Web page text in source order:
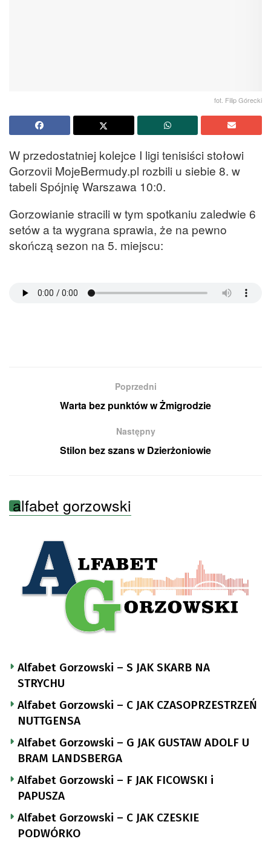
fot. Filip Górecki
W przedostatniej kolejce I ligi tenisiści stołowi
Gorzovii MojeBermudy.pl rozbili u siebie 8. w
tabeli Spójnię Warszawa 10:0.
Gorzowianie stracili w tym spotkaniu zaledwie 6
setów a ta wygrana sprawia, że na pewno
skończą sezon na 5. miejscu:
Poprzedni
Warta bez punktów w Żmigrodzie
Następny
Stilon bez szans w Dzierżoniowie
alfabet gorzowski
Alfabet Gorzowski – S JAK SKARB NA
STRYCHU
Alfabet Gorzowski – C JAK CZASOPRZESTRZEŃ
NUTTGENSA
Alfabet Gorzowski – G JAK GUSTAW ADOLF U
BRAM LANDSBERGA
Alfabet Gorzowski – F JAK FICOWSKI i
PAPUSZA
Alfabet Gorzowski – C JAK CZESKIE
PODWÓRKO